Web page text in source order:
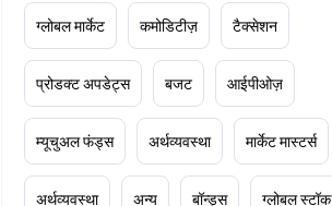
ग्लोबल मार्केट कमोडिटीज़ टैक्सेशन
प्रोडक्ट अपडेट्स बजट आईपीओज़
म्यूचुअल फंड्स अर्थव्यवस्था मार्केट मास्टर्स
अर्थव्यवस्था अन्य बॉन्ड्स ग्लोबल स्टॉक